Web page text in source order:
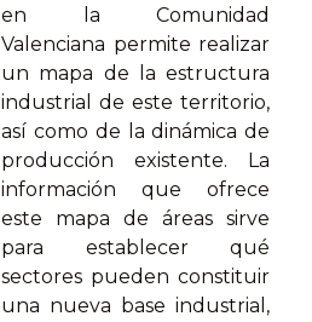
en la Comunidad
Valenciana permite realizar
un mapa de la estructura
industrial de este territorio,
así como de la dinámica de
producción existente. La
información que ofrece
este mapa de áreas sirve
para establecer qué
sectores pueden constituir
una nueva base industrial,